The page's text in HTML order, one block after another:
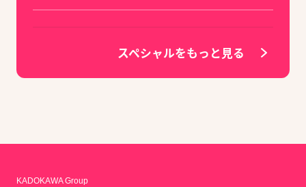
スペシャルをもっと見る
KADOKAWA Group